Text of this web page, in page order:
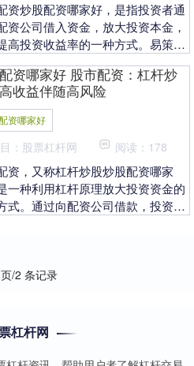
资炒股配资哪家好，是指投资者通
资公司借入资金，放大投资本金，
高投资收益率的一种方式。易策略
供了轻松撬....
资哪家好 股市配资：杠杆炒
收益伴随高风险
资哪家好
：股票杠杆网 阅读：178
资，又称杠杆炒股炒股配资哪家
一种利用杠杆原理放大投资资金的
式。通过向配资公司借款，投资者
/2 条记录
杠杆网